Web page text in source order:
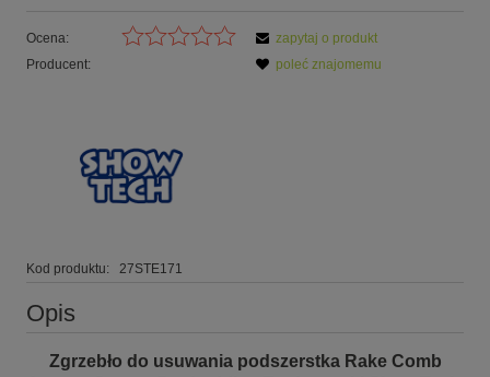
Ocena:
Producent:
Kod produktu: 27STE171
zapytaj o produkt
poleć znajomemu
Opis
Zgrzebło do usuwania podszerstka Rake Comb